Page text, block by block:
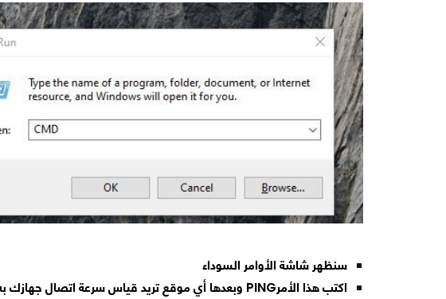
سنظهر شاشة الأوامر السوداء
اكتب هذا الأمرPING وبعدها أي موقع تريد قياس سرعة اتصال جهازك به